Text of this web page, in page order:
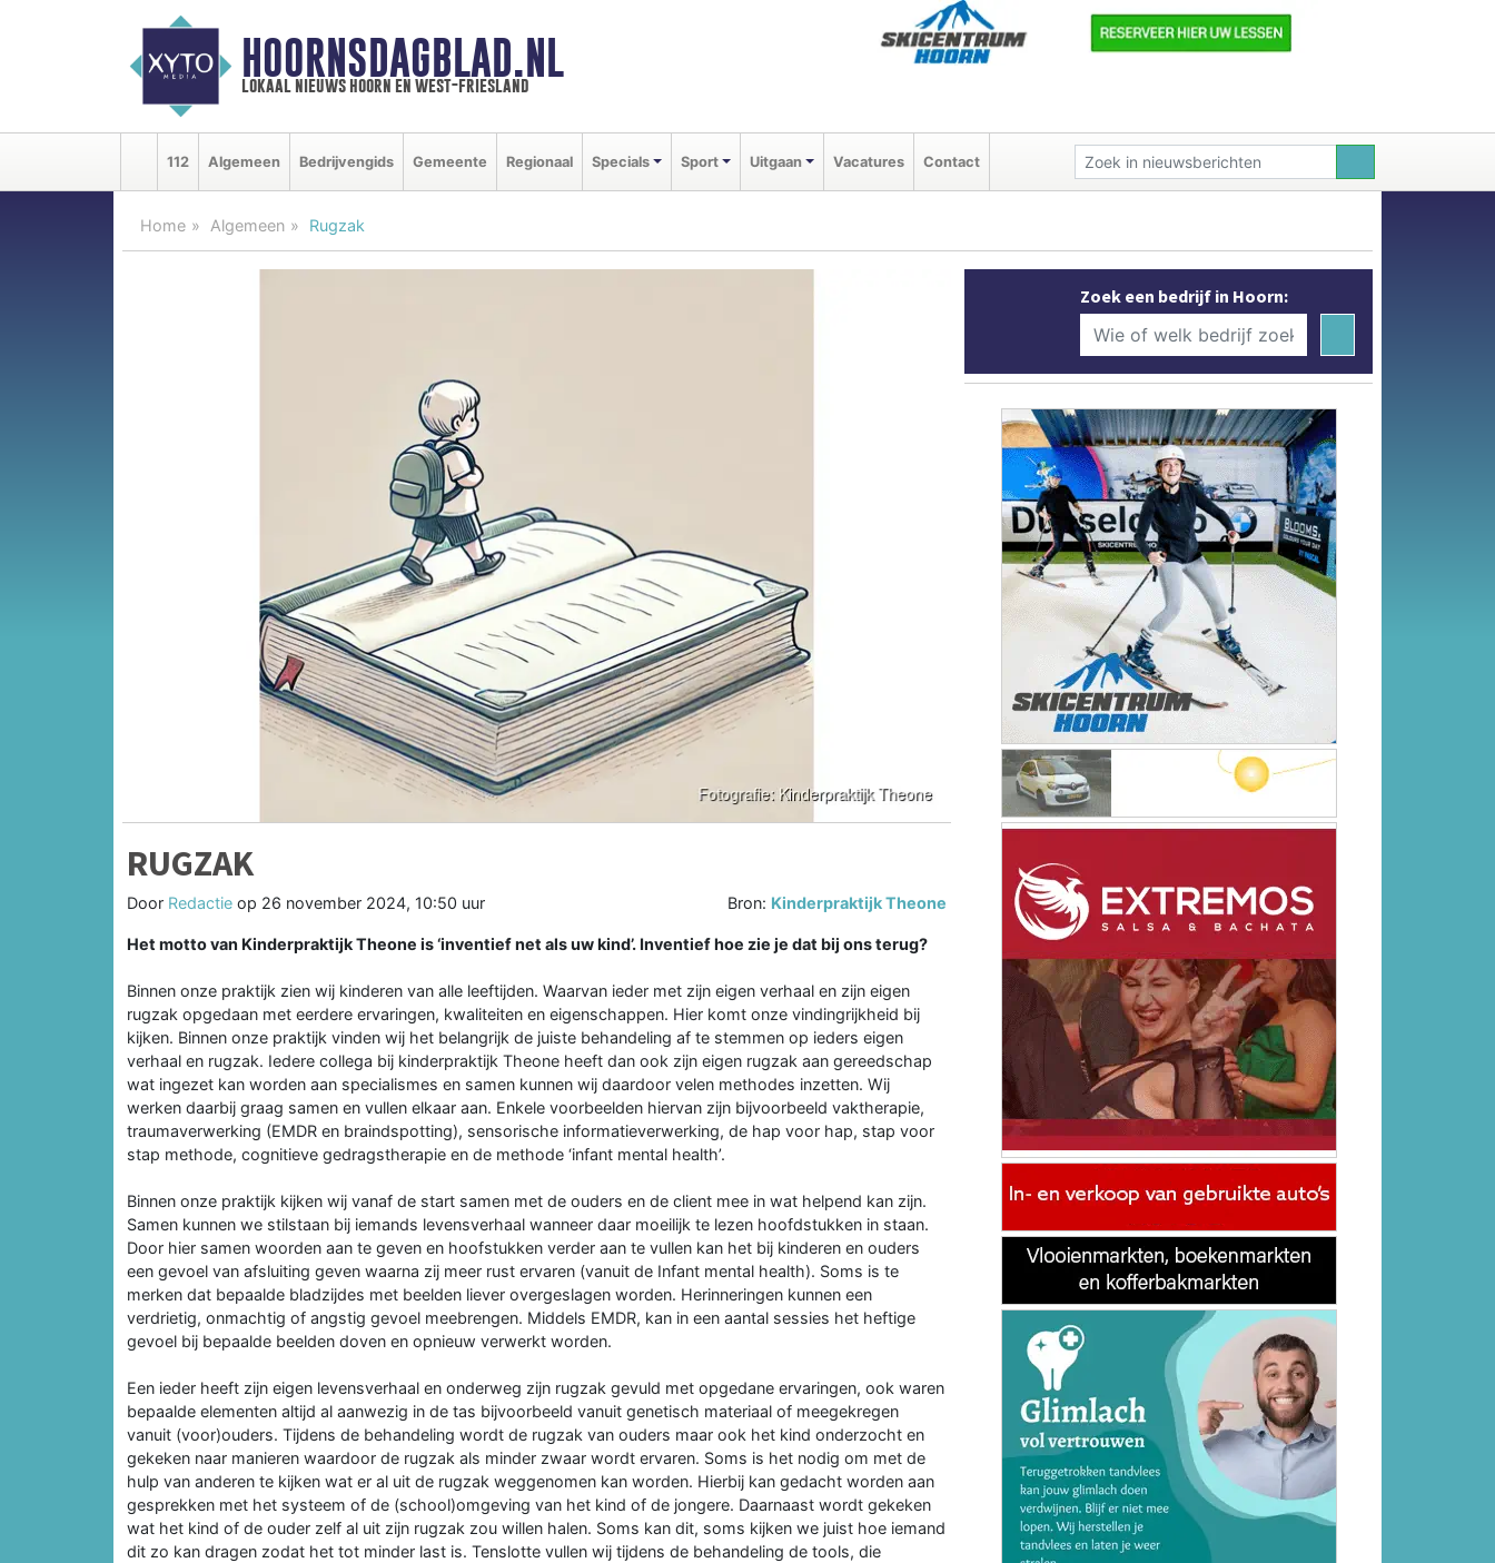
HOORNSDAGBLAD.NL
lokaal nieuws hoorn en west-friesland
112 Algemeen Bedrijvengids Gemeente Regionaal Specials Sport Uitgaan Vacatures Contact
Home Algemeen Rugzak
RUGZAK
Door Redactie op 26 november 2024, 10:50 uur Bron: Kinderpraktijk Theone
Het motto van Kinderpraktijk Theone is ‘inventief net als uw kind’. Inventief hoe zie je dat bij ons terug?
Binnen onze praktijk zien wij kinderen van alle leeftijden. Waarvan ieder met zijn eigen verhaal en zijn eigen
rugzak opgedaan met eerdere ervaringen, kwaliteiten en eigenschappen. Hier komt onze vindingrijkheid bij
kijken. Binnen onze praktijk vinden wij het belangrijk de juiste behandeling af te stemmen op ieders eigen
verhaal en rugzak. Iedere collega bij kinderpraktijk Theone heeft dan ook zijn eigen rugzak aan gereedschap
wat ingezet kan worden aan specialismes en samen kunnen wij daardoor velen methodes inzetten. Wij
werken daarbij graag samen en vullen elkaar aan. Enkele voorbeelden hiervan zijn bijvoorbeeld vaktherapie,
traumaverwerking (EMDR en braindspotting), sensorische informatieverwerking, de hap voor hap, stap voor
stap methode, cognitieve gedragstherapie en de methode ‘infant mental health’.
Binnen onze praktijk kijken wij vanaf de start samen met de ouders en de client mee in wat helpend kan zijn.
Samen kunnen we stilstaan bij iemands levensverhaal wanneer daar moeilijk te lezen hoofdstukken in staan.
Door hier samen woorden aan te geven en hoofstukken verder aan te vullen kan het bij kinderen en ouders
een gevoel van afsluiting geven waarna zij meer rust ervaren (vanuit de Infant mental health). Soms is te
merken dat bepaalde bladzijdes met beelden liever overgeslagen worden. Herinneringen kunnen een
verdrietig, onmachtig of angstig gevoel meebrengen. Middels EMDR, kan in een aantal sessies het heftige
gevoel bij bepaalde beelden doven en opnieuw verwerkt worden.
Een ieder heeft zijn eigen levensverhaal en onderweg zijn rugzak gevuld met opgedane ervaringen, ook waren
bepaalde elementen altijd al aanwezig in de tas bijvoorbeeld vanuit genetisch materiaal of meegekregen
vanuit (voor)ouders. Tijdens de behandeling wordt de rugzak van ouders maar ook het kind onderzocht en
gekeken naar manieren waardoor de rugzak als minder zwaar wordt ervaren. Soms is het nodig om met de
hulp van anderen te kijken wat er al uit de rugzak weggenomen kan worden. Hierbij kan gedacht worden aan
gesprekken met het systeem of de (school)omgeving van het kind of de jongere. Daarnaast wordt gekeken
wat het kind of de ouder zelf al uit zijn rugzak zou willen halen. Soms kan dit, soms kijken we juist hoe iemand
dit zo kan dragen zodat het tot minder last is. Tenslotte vullen wij tijdens de behandeling de tools, die
Zoek een bedrijf in Hoorn: